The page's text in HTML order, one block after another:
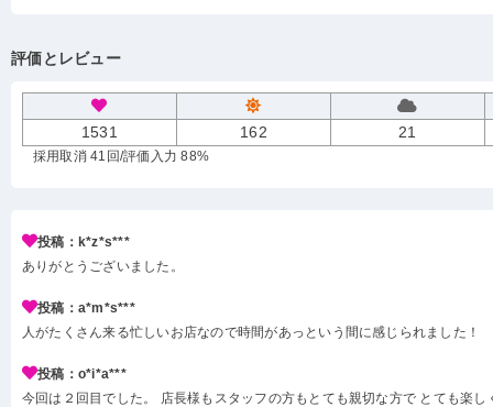
評価とレビュー
1531 162 21
採用取消 41回/評価入力 88%
投稿：k*z*s***
ありがとうございました。
投稿：a*m*s***
人がたくさん来る忙しいお店なので時間があっという間に感じられました！
投稿：o*i*a***
今回は２回目でした。 店長様もスタッフの方もとても親切な方で とても楽し